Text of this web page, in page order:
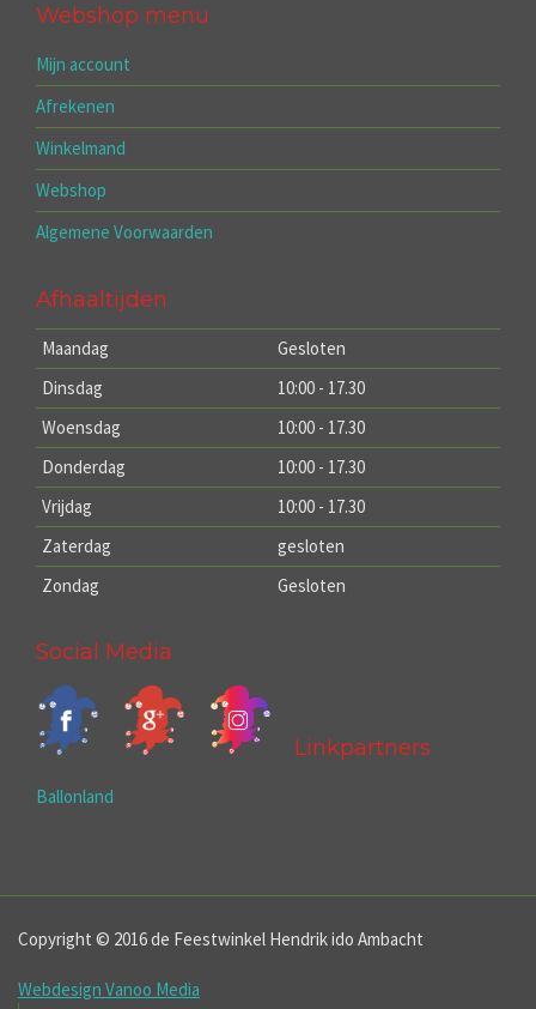
Webshop menu
Mijn account
Afrekenen
Winkelmand
Webshop
Algemene Voorwaarden
Afhaaltijden
Maandag
Gesloten
Dinsdag
10:00 - 17.30
Woensdag
10:00 - 17.30
Donderdag
10:00 - 17.30
Vrijdag
10:00 - 17.30
Zaterdag
gesloten
Zondag
Gesloten
Social Media
Linkpartners
Ballonland
Copyright © 2016 de Feestwinkel Hendrik ido Ambacht
Webdesign Vanoo Media